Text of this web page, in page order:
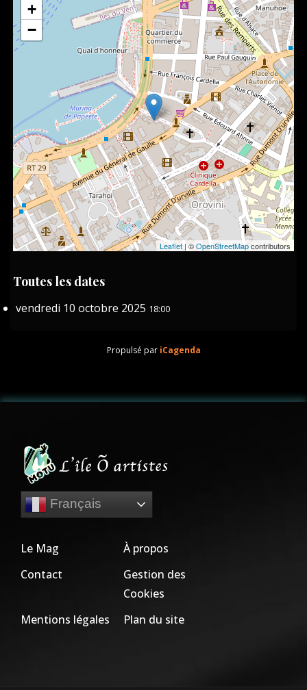
+
−
Leaflet| ©OpenStreetMapcontributors
Toutes les dates
vendredi 10 octobre 2025 18:00
Propulsé par iCagenda
Français
Le Mag
À propos
Contact
Gestion des
Cookies
Mentions légales
Plan du site